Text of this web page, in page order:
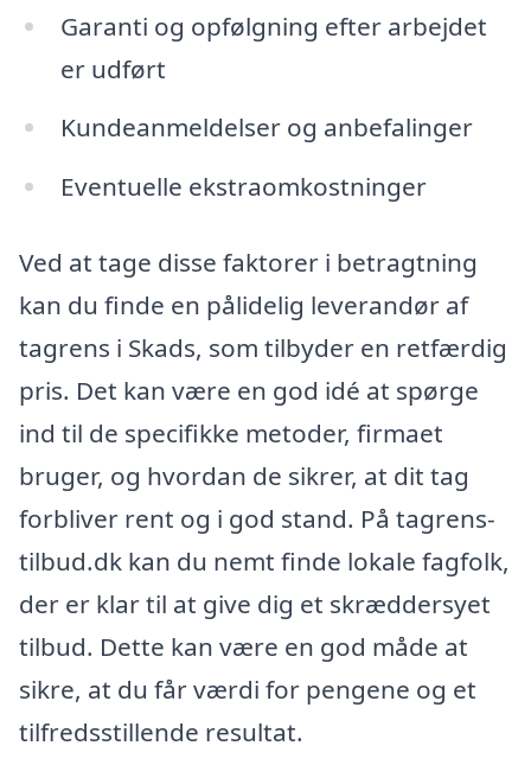
Garanti og opfølgning efter arbejdet
er udført
Kundeanmeldelser og anbefalinger
Eventuelle ekstraomkostninger
Ved at tage disse faktorer i betragtning
kan du finde en pålidelig leverandør af
tagrens i Skads, som tilbyder en retfærdig
pris. Det kan være en god idé at spørge
ind til de specifikke metoder, firmaet
bruger, og hvordan de sikrer, at dit tag
forbliver rent og i god stand. På tagrens-
tilbud.dk kan du nemt finde lokale fagfolk,
der er klar til at give dig et skræddersyet
tilbud. Dette kan være en god måde at
sikre, at du får værdi for pengene og et
tilfredsstillende resultat.